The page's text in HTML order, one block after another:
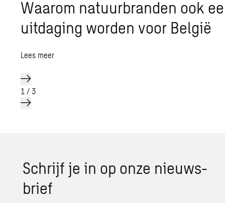
Waarom natuurbranden ook
uitdaging worden voor België
Lees meer
1 / 3
Schrijf je in op onze nieuws­
brief